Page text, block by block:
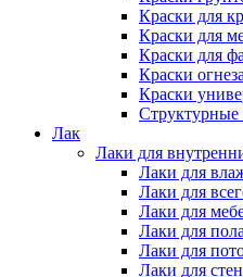
Краски для
Краски для
Краски для
Краски
Краски
Структурные
Лак
Лаки для
Лаки для
Лаки для
Лаки для
Лаки для
Лаки для
Лаки для стен